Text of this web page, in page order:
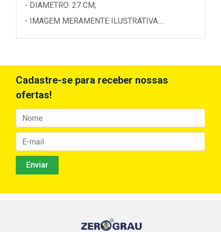
- DIAMETRO: 27 CM;
- IMAGEM MERAMENTE ILUSTRATIVA....
Cadastre-se para receber nossas
ofertas!